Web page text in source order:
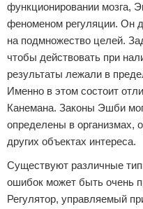
функционировании мозга,
феноменом регуляции. Он
на подмножество целей.
чтобы действовать при
результаты лежали в
Именно в этом состоит
Канемана. Законы Эшби
определены в организмах,
других объектах интереса.
Существуют различные
ошибок может быть очень
Регулятор, управляемый